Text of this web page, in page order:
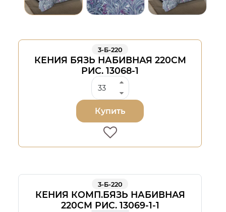
3-Б-220
КЕНИЯ БЯЗЬ НАБИВНАЯ 220СМ
РИС. 13068-1
Купить
3-Б-220
КЕНИЯ КОМП.БЯЗЬ НАБИВНАЯ
220СМ РИС. 13069-1-1